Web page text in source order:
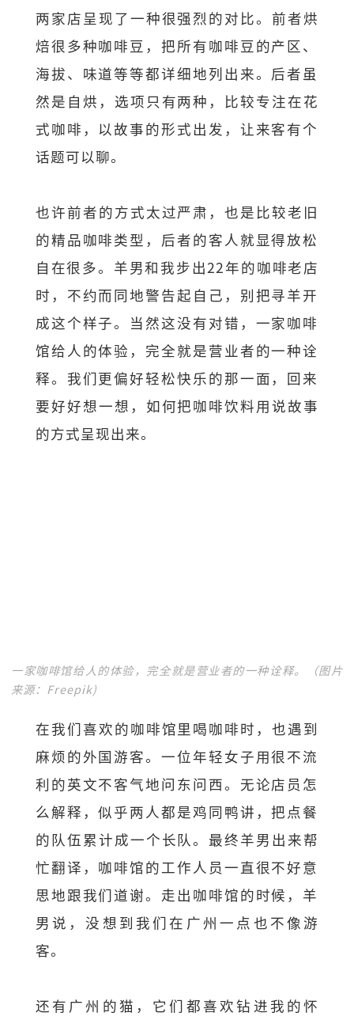
两家店呈现了一种很强烈的对比。前者烘
焙很多种咖啡豆，把所有咖啡豆的产区、
海拔、味道等等都详细地列出来。 后者虽
然是自烘，选项只有两种，比较专注在花
式咖啡， 以故事的形式出发，让来客有个
话题可以聊。
也许前者的方式太过严肃，也是比较老旧
的精品咖啡类型， 后者的客人就显得放松
自在很多。羊男和我步出22年的咖啡老店
时 ，不约而同地警告起自己，别把寻羊开
成这个样子。 当然这没有对错，一家咖啡
馆给人的体验， 完全就是营业者的一种诠
释。我们更偏好轻松快乐的那一面， 回来
要好好想一想，如何把咖啡饮料用说故事
的方式呈现出来。
一家咖啡馆给人的体验，完全就是营业者的一种诠释。（图片
来源：Freepik)
在我们喜欢的咖啡馆里喝咖啡时，也遇到
麻烦的外国游客。一位年轻女子用很不流
利的英文不客气地问东问西。 无论店员怎
么解释，似乎两人都是鸡同鸭讲，把点餐
的队伍累计成一个长队。最终羊男出来帮
忙翻译， 咖啡馆的工作人员一直很不好意
思地跟我们道谢。 走出咖啡馆的时候，羊
男说，没想到我们在广州一点也不像游
客。
还有广州的猫，它们都喜欢钻进我的怀